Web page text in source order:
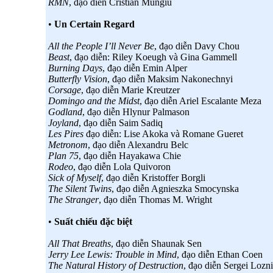
• Un Certain Regard
All the People I’ll Never Be, đạo diễn Davy Chou
Beast, đạo diễn: Riley Koeugh và Gina Gammell
Burning Days, đạo diễn Emin Alper
Butterfly Vision, đạo diễn Maksim Nakonechnyi
Corsage, đạo diễn Marie Kreutzer
Domingo and the Midst, đạo diễn Ariel Escalante Meza
Godland, đạo diễn Hlynur Palmason
Joyland, đạo diễn Saim Sadiq
Les Piresđạo diễn: Lise Akoka và Romane Gueret
Metronom, đạo diễn Alexandru Belc
Plan 75, đạo diễn Hayakawa Chie
Rodeo, đạo diễn Lola Quivoron
Sick of Myself, đạo diễn Kristoffer Borgli
The Silent Twins, đạo diễn Agnieszka Smocynska
The Stranger, đạo diễn Thomas M. Wright
• Suất chiếu đặc biệt
All That Breaths, đạo diễn Shaunak Sen
Jerry Lee Lewis: Trouble in Mind, đạo diễn Ethan Coen
The Natural History of Destruction, đạo diễn Sergei